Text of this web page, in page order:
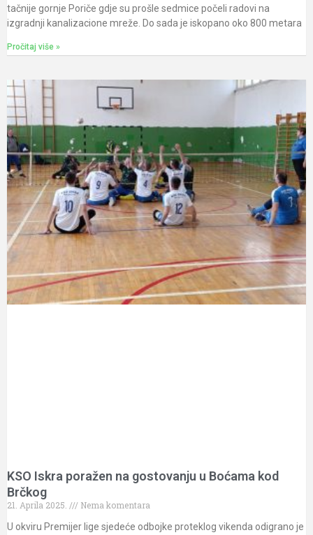
tačnije gornje Poriče gdje su prošle sedmice počeli radovi na
izgradnji kanalizacione mreže. Do sada je iskopano oko 800 metara
Pročitaj više »
KSO Iskra poražen na gostovanju u Boćama kod
Brčkog
21. Aprila 2025.
Nema komentara
U okviru Premijer lige sjedeće odbojke proteklog vikenda odigrano je